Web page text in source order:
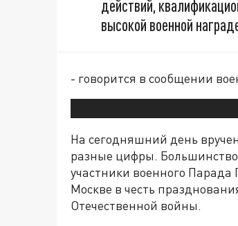
действий,
высокой военной
- говорится в сообщении
На сегодняшний день
разные цифры.
участники военного
Москве в честь
Отечественной войны.